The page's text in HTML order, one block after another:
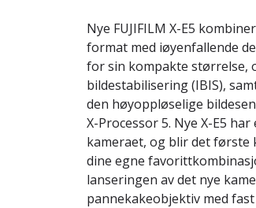
Nye FUJIFILM X-E5
format med iøyenfallende
for sin kompakte størrelse,
bildestabilisering (IBIS),
den høyoppløselige
X-Processor 5. Nye X-E5
kameraet, og blir det første
dine egne
lanseringen av det nye
pannekakeobjektiv med